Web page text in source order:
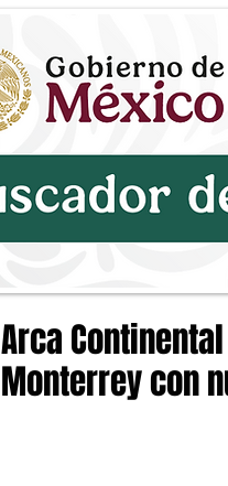
Arca
Monterrey con